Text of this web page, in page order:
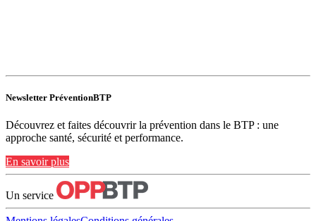
Newsletter PréventionBTP
Découvrez et faites découvrir la prévention dans le BTP : une
approche santé, sécurité et performance.
En savoir plus
Un service